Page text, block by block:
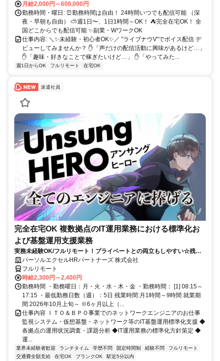
月給2,000円～600,000円
勤務時間・曜日: ⏰勤務時間は自由！ 24時間いつでも配信可能 （深
夜・早朝も自由） ⛅週1日〜、1日1時間～OK！ ⛺完全在宅OK！ 全
国どこからでも配信可能 ✨副業・WワークOK
仕事内容: ＼✨未経験・初心者OK✨／ "ライブナウV"でボイス配信 デ
ビューしてみませんか？ ✋「声だけの配信活動に興味があるけど…」
✋「趣味・好きなことで稼ぎたいけど…」 ✋「やってみた...
週1日からOK フルリモート 在宅OK
派遣社員
完全在宅OK 複数拠点のIT運用業務における標準化お
よび基盤運用支援業務
実務未経験OK/フルリモート！プライベートとの両立もしやすい☆残業
ちょっと♪
パーソルエクセルHRパートナーズ 株式会社
フルリモート
時給2,300円～2,400円
勤務時間 ・勤務曜日：月・火・水・木・金 ・勤務時間： [1] 08:15～
17:15 ・最低勤務日数（週）：5日 残業時間:月1時間～9時間 就業期
間:2026年10月上旬～ ※6ヶ月以上（...
仕事内容 ＩＴＯ＆ＢＰＯ事業でのネットワークエンジニアのお仕事
監視システム・仮想基盤・ネットワーク等のIT基盤運用標準化支援 ◆
各拠点の運用状況調査・課題分析 ◆IT運用業務の標準化方針策定 ◆
運...
業界未経験者歓迎 ランチタイム 学歴不問 固定時間制 経験不問
フルリモート
交通費全額支給
在宅OK ブランクOK 駅近5分以内